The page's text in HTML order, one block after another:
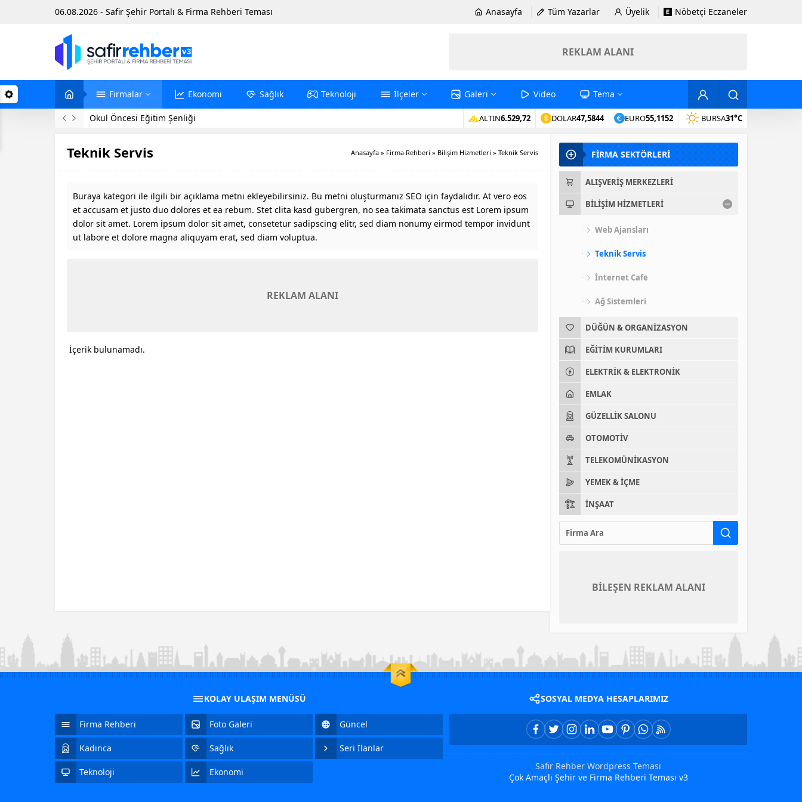
06.08.2026 - Safir Şehir Portalı & Firma Rehberi Teması Anasayfa Tüm Yazarlar Üyelik Nöbetçi Eczaneler
REKLAM ALANI
Firmalar Ekonomi Sağlık Teknoloji İlçeler Galeri Video Tema
Okul Öncesi Eğitim Şenliği ALTIN6.529,72 DOLAR47,5844 EURO55,1152 BURSA31°C
Teknik Servis Anasayfa » Firma Rehberi » Bilişim Hizmetleri » Teknik Servis
Buraya kategori ile ilgili bir açıklama metni ekleyebilirsiniz. Bu metni oluşturmanız SEO için faydalıdır. At vero eos
et accusam et justo duo dolores et ea rebum. Stet clita kasd gubergren, no sea takimata sanctus est Lorem ipsum
dolor sit amet. Lorem ipsum dolor sit amet, consetetur sadipscing elitr, sed diam nonumy eirmod tempor invidunt
ut labore et dolore magna aliquyam erat, sed diam voluptua.
REKLAM ALANI
İçerik bulunamadı.
FİRMA SEKTÖRLERİ
ALIŞVERIŞ MERKEZLERI
BILIŞIM HIZMETLERI
Web Ajansları
Teknik Servis
İnternet Cafe
Ağ Sistemleri
DÜĞÜN & ORGANIZASYON
EĞITIM KURUMLARI
ELEKTRIK & ELEKTRONIK
EMLAK
GÜZELLIK SALONU
OTOMOTIV
TELEKOMÜNIKASYON
YEMEK & İÇME
İNŞAAT
BİLEŞEN REKLAM ALANI
KOLAY ULAŞIM MENÜSÜ
Firma Rehberi Foto Galeri Güncel
Kadınca Sağlık Seri İlanlar
Teknoloji Ekonomi
SOSYAL MEDYA HESAPLARIMIZ
Safir Rehber Wordpress Teması
Çok Amaçlı Şehir ve Firma Rehberi Teması v3